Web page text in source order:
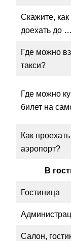
Скажите,
доехать до
Где можно
такси?
Где можно
билет на
Как
аэропорт?
В
Гостиница
Салон,